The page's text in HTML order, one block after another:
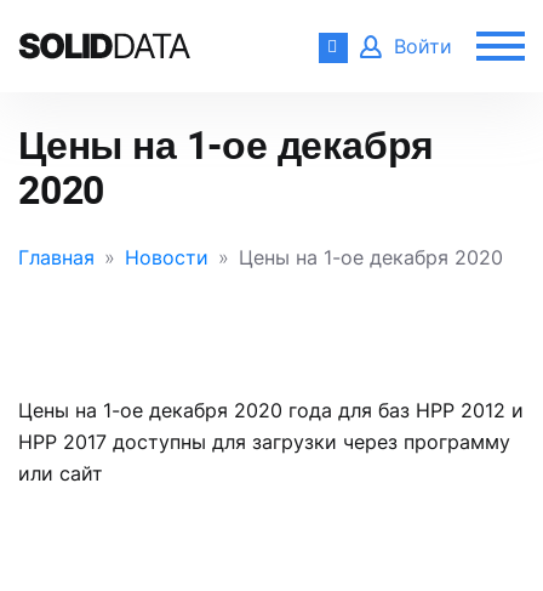
Войти
Цены на 1-ое декабря
2020
Главная Новости Цены на 1-ое декабря 2020
Цены на 1-ое декабря 2020 года для баз НРР 2012 и
НРР 2017 доступны для загрузки через программу
или сайт